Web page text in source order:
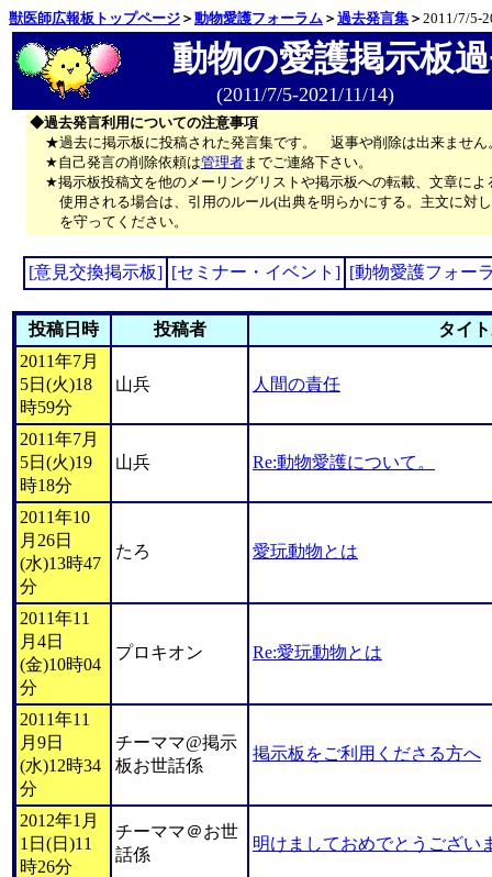
獣医師広報板トップページ ＞ 動物愛護フォーラム ＞ 過去発言集 ＞ 2011/7/5-
動物の愛護掲示板
(2011/7/5-2021/11/14)
◆過去発言利用についての注意事項
★過去に掲示板に投稿された発言集です。 返事や削除は出来ません
★自己発言の削除依頼は管理者までご連絡下さい。
★掲示板投稿文を他のメーリングリストや掲示板への転載、文章によ
使用される場合は、引用のルール(出典を明らかにする。主文に対
を守ってください。
[意見交換掲示板] [セミナー・イベント] [動物愛護フォー
投稿日時 投稿者
タイ
2011年7月
5日(火)18
時59分
山兵 人間の責任
2011年7月
5日(火)19
時18分
山兵 Re:動物愛護について。
2011年10
月26日
(水)13時47
分
たろ 愛玩動物とは
2011年11
月4日
(金)10時04
分
プロキオン Re:愛玩動物とは
2011年11
月9日
(水)12時34
分
チーママ@掲示
板お世話係
掲示板をご利用くださる方へ
2012年1月
1日(日)11
時26分
チーママ＠お世
話係
明けましておめでとうござい